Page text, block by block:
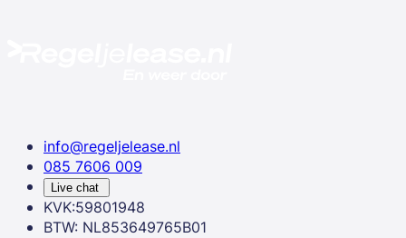
info@regeljelease.nl
085 7606 009
Live chat
KVK:59801948
BTW: NL853649765B01